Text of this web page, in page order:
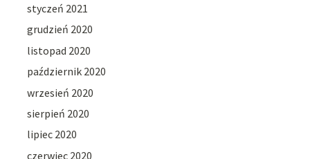
styczeń 2021
grudzień 2020
listopad 2020
październik 2020
wrzesień 2020
sierpień 2020
lipiec 2020
czerwiec 2020